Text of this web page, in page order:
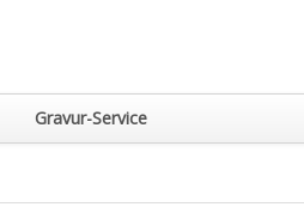
Gravur-Service